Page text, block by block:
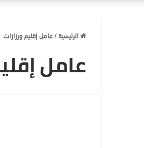
الرئيسية/عامل إقليم ورزازات
عامل